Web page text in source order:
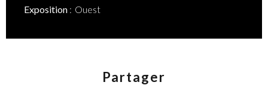
Exposition
Ouest
Partager